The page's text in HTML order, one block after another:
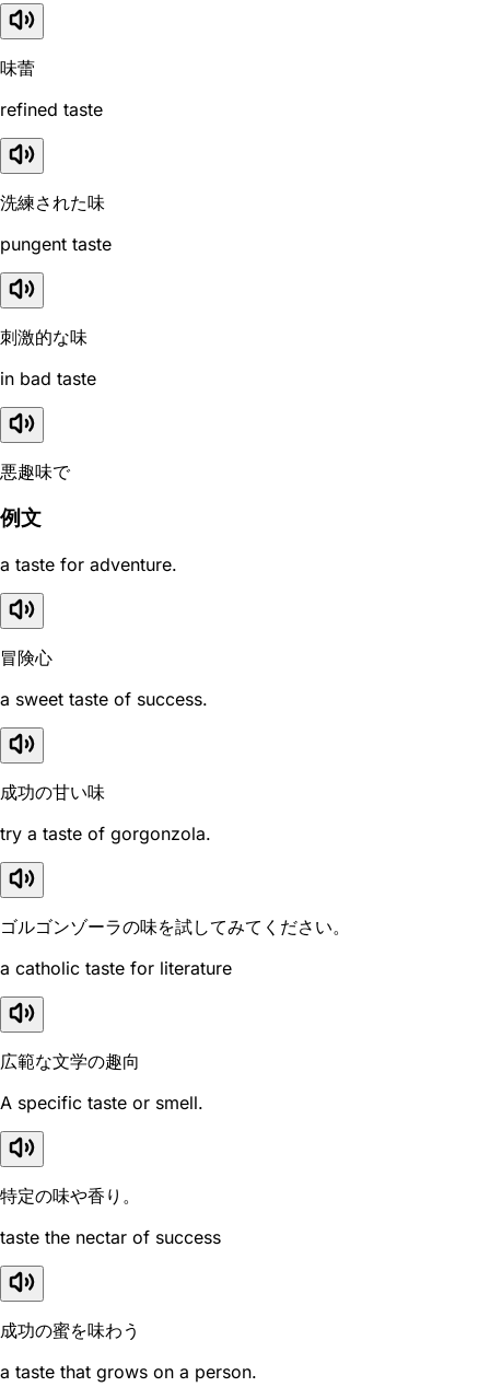
味蕾
refined taste
洗練された味
pungent taste
刺激的な味
in bad taste
悪趣味で
例文
a taste for adventure.
冒険心
a sweet taste of success.
成功の甘い味
try a taste of gorgonzola.
ゴルゴンゾーラの味を試してみてください。
a catholic taste for literature
広範な文学の趣向
A specific taste or smell.
特定の味や香り。
taste the nectar of success
成功の蜜を味わう
a taste that grows on a person.